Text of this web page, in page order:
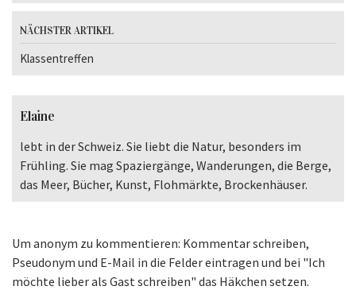
NÄCHSTER ARTIKEL
Klassentreffen
Elaine
lebt in der Schweiz. Sie liebt die Natur, besonders im
Frühling. Sie mag Spaziergänge, Wanderungen, die Berge,
das Meer, Bücher, Kunst, Flohmärkte, Brockenhäuser.
Um anonym zu kommentieren: Kommentar schreiben,
Pseudonym und E-Mail in die Felder eintragen und bei "Ich
möchte lieber als Gast schreiben" das Häkchen setzen.